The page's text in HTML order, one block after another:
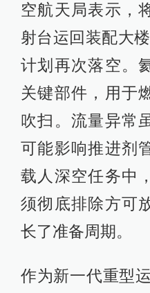
空航天局表示，
射台运回装配大
计划再次落空。
关键部件，用于
吹扫。流量异常
可能影响推进剂
载人深空任务中
须彻底排除方可
长了准备周期。
作为新一代重型